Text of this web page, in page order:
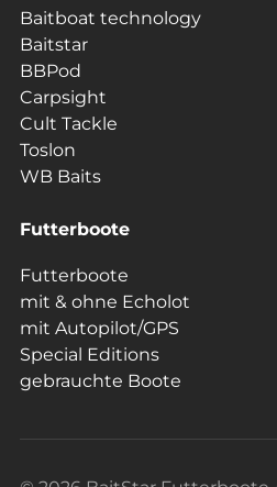
Baitboat technology
Baitstar
BBPod
Carpsight
Cult Tackle
Toslon
WB Baits
Futterboote
Futterboote
mit & ohne Echolot
mit Autopilot/GPS
Special Editions
gebrauchte Boote